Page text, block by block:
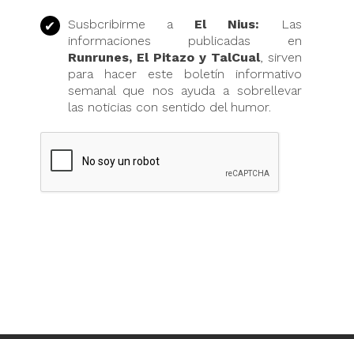
Susbcribirme a El Nius: Las
informaciones publicadas en
Runrunes, El Pitazo y TalCual, sirven
para hacer este boletín informativo
semanal que nos ayuda a sobrellevar
las noticias con sentido del humor.